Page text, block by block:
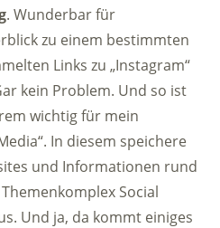
. Wunderbar für
zu einem bestimmten
Links zu „Instagram“
kein Problem. Und so ist
wichtig für mein
In diesem speichere
und Informationen rund
Social
Und ja, da kommt einiges